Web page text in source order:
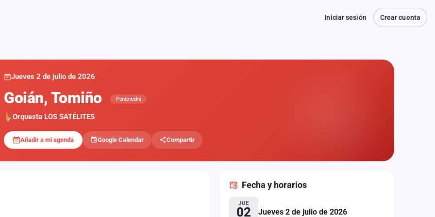
Iniciar sesión Crear cuenta
Jueves 2 de julio de 2026
Goián, Tomiño Pontevedra
Orquesta LOS SATÉLITES
Añadir a mi agenda Google Calendar Compartir
Fecha y horarios
JUE
02 Jueves 2 de julio de 2026